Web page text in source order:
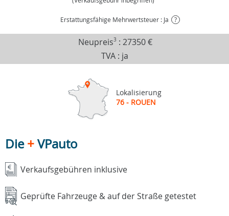
Erstattungsfähige Mehrwertsteuer : Ja ?
Neupreis3 : 27350 €
TVA : ja
Lokalisierung
76 - ROUEN
Die+VPauto
Verkaufsgebühren inklusive
Geprüfte Fahrzeuge & auf der Straße getestet